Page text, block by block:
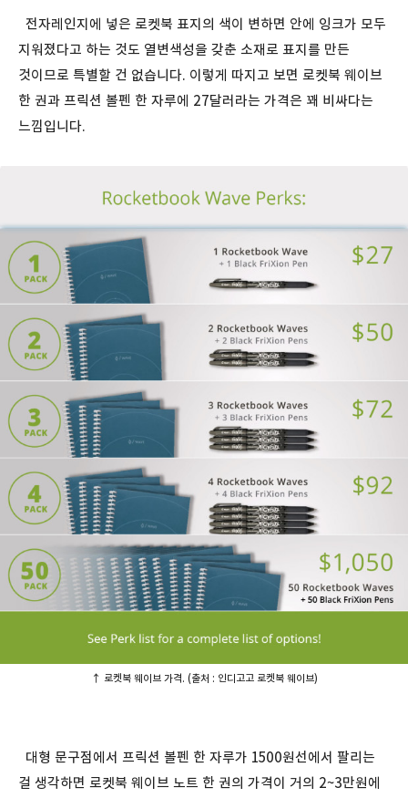
전자레인지에 넣은 로켓북 표지의 색이 변하면 안에 잉크가 모두
지워졌다고 하는 것도 열변색성을 갖춘 소재로 표지를 만든
것이므로 특별할 건 없습니다. 이렇게 따지고 보면 로켓북 웨이브
한 권과 프릭션 볼펜 한 자루에 27달러라는 가격은 꽤 비싸다는
느낌입니다.
↑ 로켓북 웨이브 가격. (출처 : 인디고고 로켓북 웨이브)
대형 문구점에서 프릭션 볼펜 한 자루가 1500원선에서 팔리는
걸 생각하면 로켓북 웨이브 노트 한 권의 가격이 거의 2~3만원에